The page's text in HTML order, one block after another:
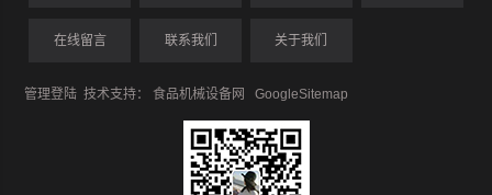
在线留言 联系我们 关于我们
管理登陆 技术支持：食品机械设备网 GoogleSitemap